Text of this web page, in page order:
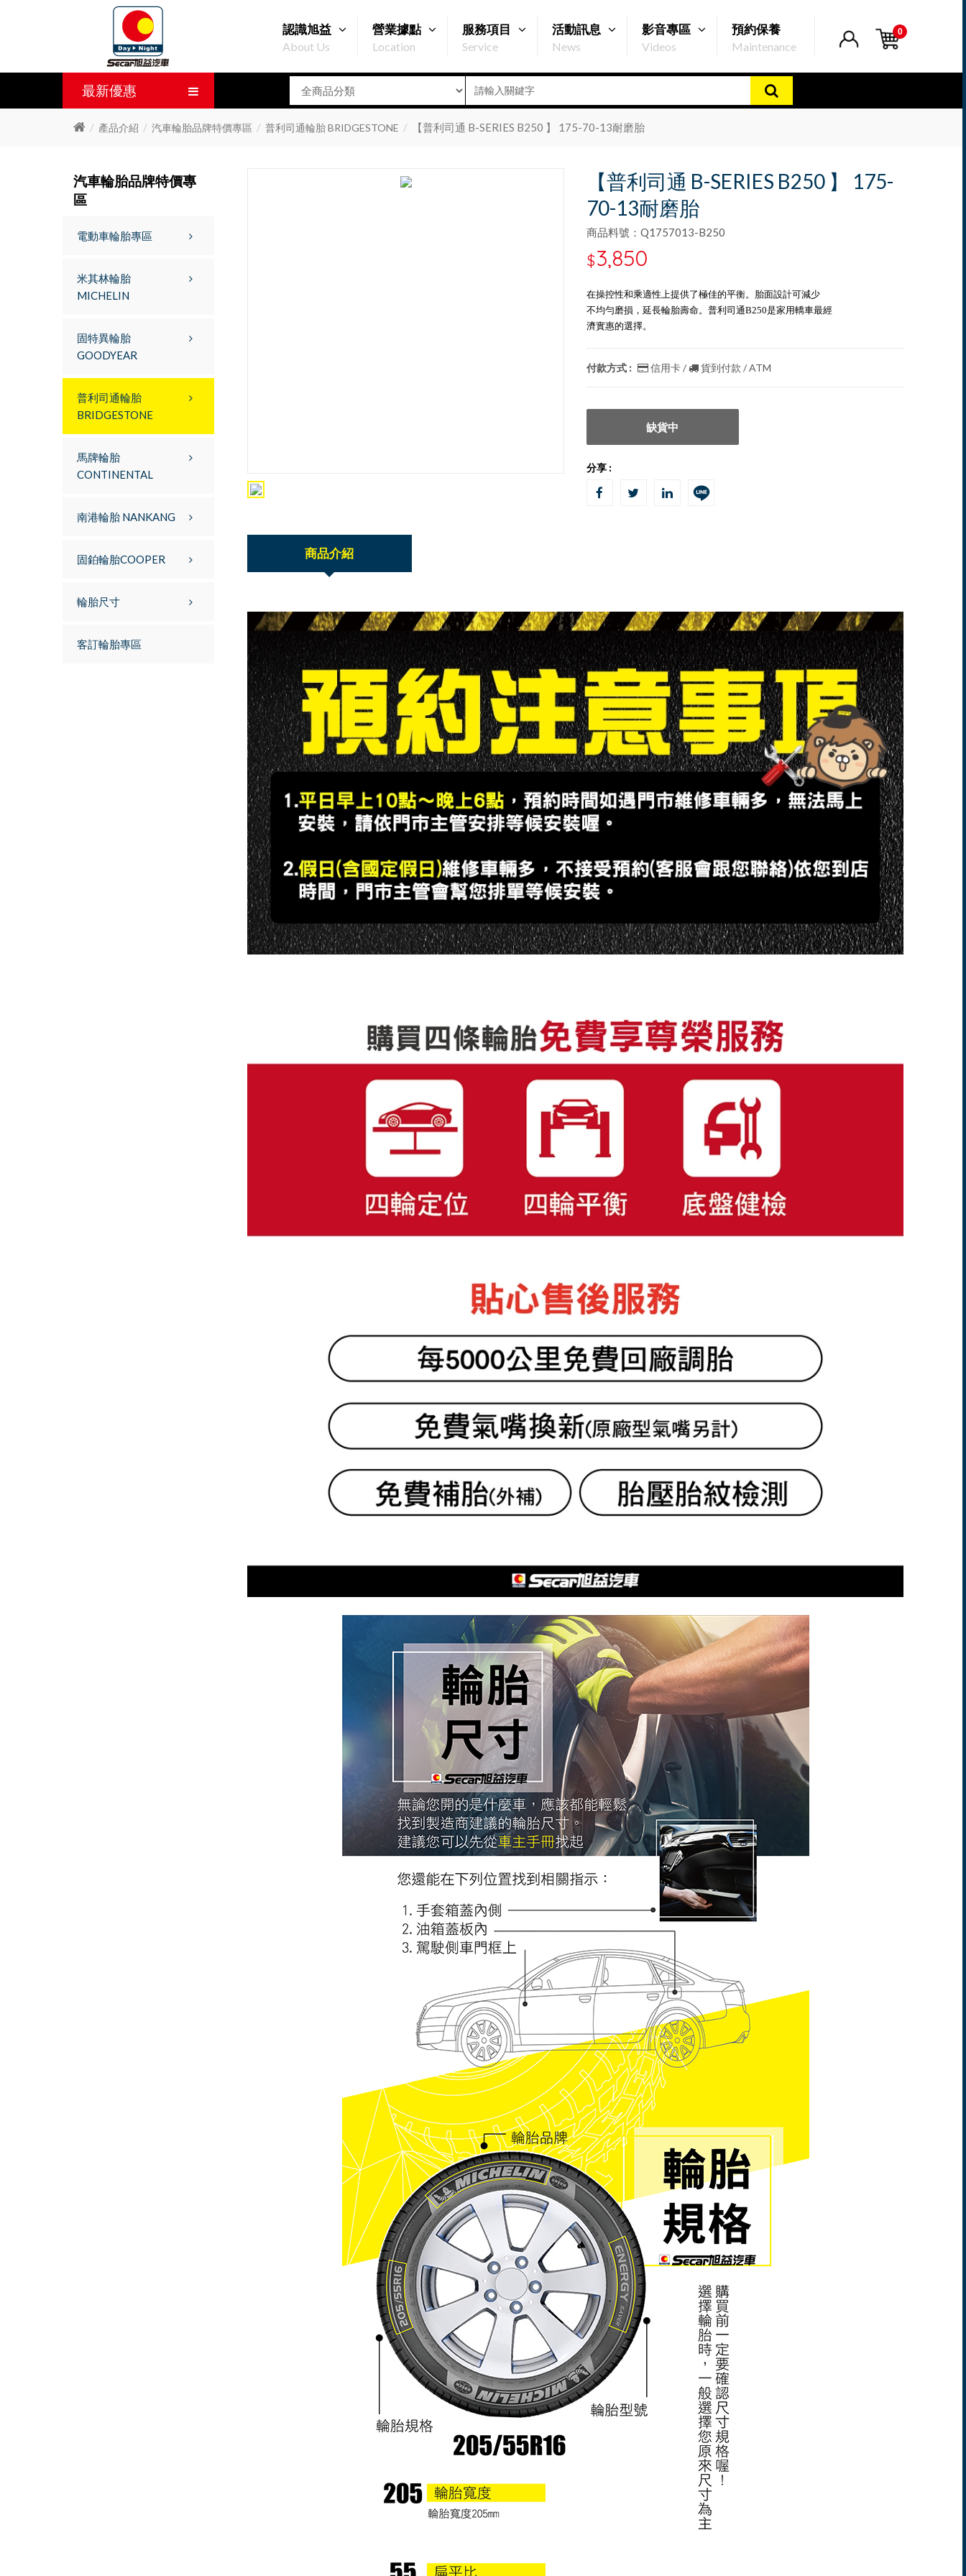
0
認識旭益
About Us
營業據點
Location
服務項目
Service
活動訊息
News
影音專區
Videos
預約保養
Maintenance
最新優惠
產品介紹 汽車輪胎品牌特價專區 普利司通輪胎 BRIDGESTONE 【普利司通 B-SERIES B250 】 175-70-13耐磨胎
【普利司通 B-SERIES B250 】 175-
70-13耐磨胎
商品料號：Q1757013-B250
$3,850
在操控性和乘適性上提供了極佳的平衡。胎面設計可減少
不均勻磨損，延長輪胎壽命。普利司通B250是家用轎車最經
濟實惠的選擇。
付款方式 : 信用卡 / 貨到付款 / ATM
缺貨中
分享 :
商品介紹
汽車輪胎品牌特價專
區
電動車輪胎專區
米其林輪胎
MICHELIN
固特異輪胎
GOODYEAR
普利司通輪胎
BRIDGESTONE
馬牌輪胎
CONTINENTAL
南港輪胎 NANKANG
固鉑輪胎COOPER
輪胎尺寸
客訂輪胎專區